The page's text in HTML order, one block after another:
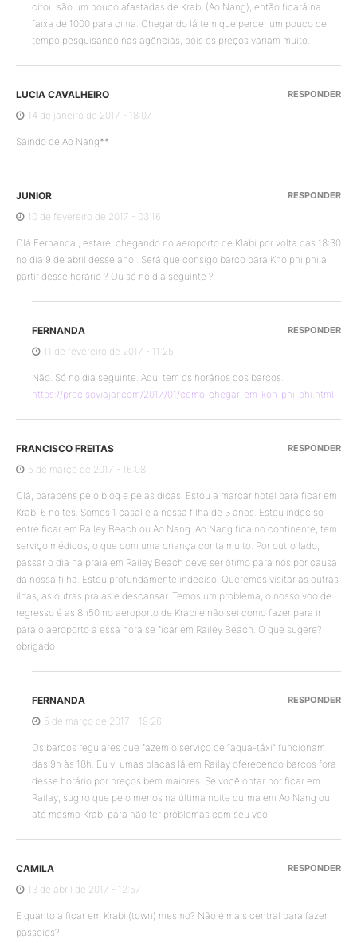
citou são um pouco afastadas de Krabi (Ao Nang), então ficará na
faixa de 1000 para cima. Chegando lá tem que perder um pouco de
tempo pesquisando nas agências, pois os preços variam muito.
LUCIA CAVALHEIRO
14 de janeiro de 2017 - 18:07
Saindo de Ao Nang**
RESPONDER
JUNIOR
10 de fevereiro de 2017 - 03:16
Olá Fernanda , estarei chegando no aeroporto de Klabi por volta das 18:30
no dia 9 de abril desse ano . Será que consigo barco para Kho phi phi a
partir desse horário ? Ou só no dia seguinte ?
RESPONDER
FERNANDA
11 de fevereiro de 2017 - 11:25
Não. Só no dia seguinte. Aqui tem os horários dos barcos.
https://precisoviajar.com/2017/01/como-chegar-em-koh-phi-phi.html
RESPONDER
FRANCISCO FREITAS
5 de março de 2017 - 16:08
Olá, parabéns pelo blog e pelas dicas. Estou a marcar hotel para ficar em
Krabi 6 noites. Somos 1 casal e a nossa filha de 3 anos. Estou indeciso
entre ficar em Railey Beach ou Ao Nang. Ao Nang fica no continente, tem
serviço médicos, o que com uma criança conta muito. Por outro lado,
passar o dia na praia em Railey Beach deve ser ótimo para nós por causa
da nossa filha. Estou profundamente indeciso. Queremos visitar as outras
ilhas, as outras praias e descansar. Temos um problema, o nosso voo de
regresso é as 8h50 no aeroporto de Krabi e não sei como fazer para ir
para o aeroporto a essa hora se ficar em Railey Beach. O que sugere?
obrigado
RESPONDER
FERNANDA
5 de março de 2017 - 19:26
Os barcos regulares que fazem o serviço de “aqua-táxi” funcionam
das 9h às 18h. Eu vi umas placas lá em Railay oferecendo barcos fora
desse horário por preços bem maiores. Se você optar por ficar em
Railay, sugiro que pelo menos na última noite durma em Ao Nang ou
até mesmo Krabi para não ter problemas com seu voo.
RESPONDER
CAMILA
13 de abril de 2017 - 12:57
E quanto a ficar em Krabi (town) mesmo? Não é mais central para fazer
passeios?
RESPONDER